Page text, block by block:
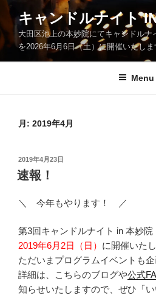
Skip
content
キャンドルナイト
大田区池上の本妙院にてキャンドルナ
を2026年6月6日（土）に開催いたしま
Menu
月: 2019年4月
POSTED
ON
2019年4月23日
速報！
＼ 今年もやります！ ／
第3回キャンドルナイト in 本妙
2019年6月2日（日） に開催いた
ただいまプログラムイベントも企
詳細は、こちらのブログや公式
知らせいたしますので、ぜひ「